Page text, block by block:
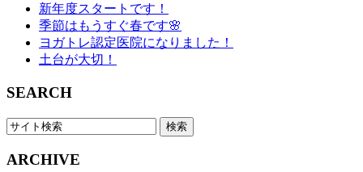
新年度スタートです！
季節はもうすぐ春です🌸
ヨガトレ認定医院になりました！
土台が大切！
SEARCH
ARCHIVE